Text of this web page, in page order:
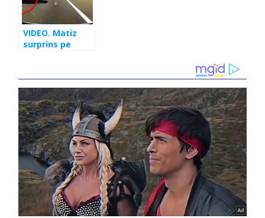
VIDEO. Matiz
surprins pe
ieșirea spre
Gilău